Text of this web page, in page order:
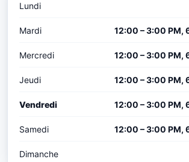
Lundi
Mardi 12:00 – 3:00 PM,
Mercredi 12:00 – 3:00 PM,
Jeudi 12:00 – 3:00 PM,
Vendredi 12:00 – 3:00 PM,
Samedi 12:00 – 3:00 PM,
Dimanche